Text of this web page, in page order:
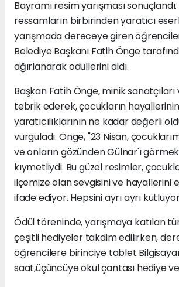
Bayramı resim yarışması
ressamların birbirinden yaratıcı
yarışmada dereceye giren
Belediye Başkanı Fatih Önge
ağırlanarak ödüllerini aldı.
Başkan Fatih Önge, minik
tebrik ederek, çocukların
yaratıcılıklarının ne kadar değerli
vurguladı. Önge, "23 Nisan,
ve onların gözünden Gülnar'ı
kıymetliydi. Bu güzel resimler,
ilçemize olan sevgisini ve hayallerini
ifade ediyor. Hepsini ayrı ayrı
Ödül töreninde, yarışmaya katılan
çeşitli hediyeler takdim edilirken,
öğrencilere birinciye tablet
saat,üçüncüye okul çantası hediye